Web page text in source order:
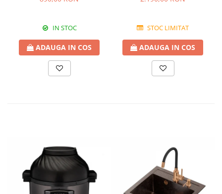
IN STOC
ADAUGA IN COS
STOC LIMITAT
ADAUGA IN COS